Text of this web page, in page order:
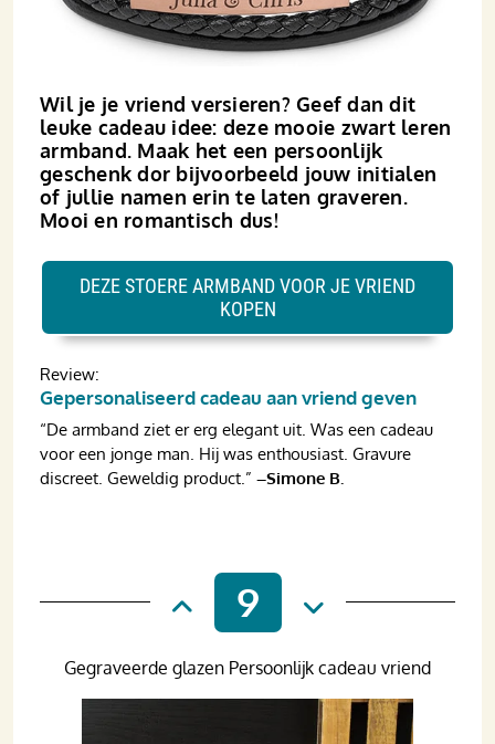
Wil je je vriend versieren? Geef dan dit
leuke cadeau idee: deze mooie zwart leren
armband. Maak het een persoonlijk
geschenk dor bijvoorbeeld jouw initialen
of jullie namen erin te laten graveren.
Mooi en romantisch dus!
Review:
Gepersonaliseerd cadeau aan vriend geven
“De armband ziet er erg elegant uit. Was een cadeau
voor een jonge man. Hij was enthousiast. Gravure
discreet. Geweldig product.” –Simone B.
DEZE STOERE ARMBAND VOOR JE VRIEND
KOPEN
9
Gegraveerde glazen Persoonlijk cadeau vriend